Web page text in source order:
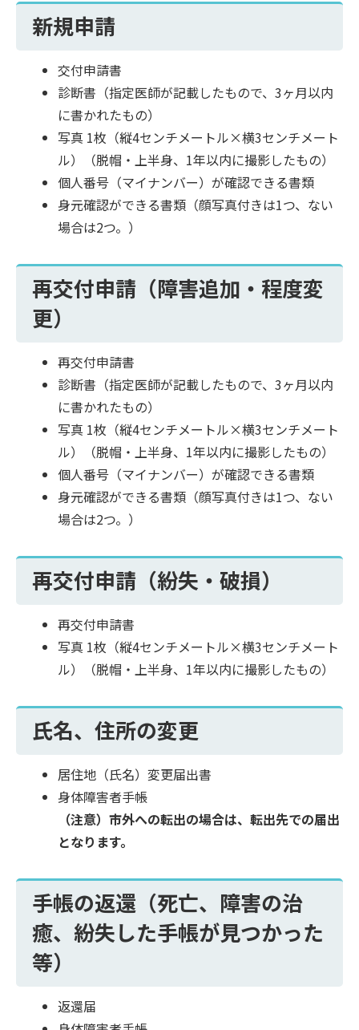
新規申請
交付申請書
診断書（指定医師が記載したもので、3ヶ月以内
に書かれたもの）
写真 1枚（縦4センチメートル×横3センチメート
ル）（脱帽・上半身、1年以内に撮影したもの）
個人番号（マイナンバー）が確認できる書類
身元確認ができる書類（顔写真付きは1つ、ない
場合は2つ。）
再交付申請（障害追加・程度変
更）
再交付申請書
診断書（指定医師が記載したもので、3ヶ月以内
に書かれたもの）
写真 1枚（縦4センチメートル×横3センチメート
ル）（脱帽・上半身、1年以内に撮影したもの）
個人番号（マイナンバー）が確認できる書類
身元確認ができる書類（顔写真付きは1つ、ない
場合は2つ。）
再交付申請（紛失・破損）
再交付申請書
写真 1枚（縦4センチメートル×横3センチメート
ル）（脱帽・上半身、1年以内に撮影したもの）
氏名、住所の変更
居住地（氏名）変更届出書
身体障害者手帳
（注意）市外への転出の場合は、転出先での届出
となります。
手帳の返還（死亡、障害の治
癒、紛失した手帳が見つかった
等）
返還届